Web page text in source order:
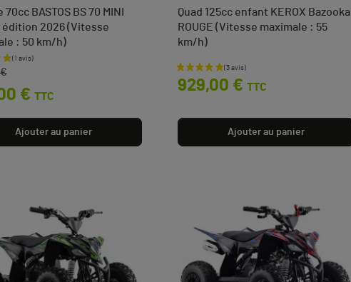
70cc BASTOS BS 70 MINI
édition 2026 (Vitesse
: 50 km/h)
€ TTC
Ajouter au panier
Quad 125cc enfant KEROX Bazooka
ROUGE (Vitesse maximale : 55
km/h)
Prix
929,00 € TTC
Ajouter au panier